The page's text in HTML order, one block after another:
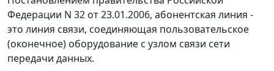
Федерации N 32 от 23.01.2006, абонентская линия -
это линия связи, соединяющая пользовательское
(оконечное) оборудование с узлом связи сети
передачи данных.